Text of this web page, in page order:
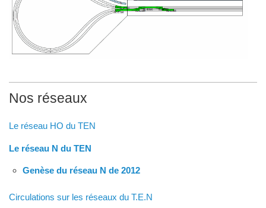
Nos réseaux
Le réseau HO du TEN
Le réseau N du TEN
Genèse du réseau N de 2012
Circulations sur les réseaux du T.E.N